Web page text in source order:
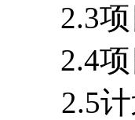
2.3
2.4
2.5